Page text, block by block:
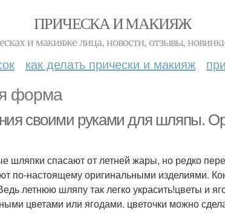
ПРИЧЕСКА И МАКИЯЖ
и макияже лица, новости, отзывы,
как делать прически и макияж
форма
своими руками для шляпы.
шляпки спасают от летней жары, но редко
по-настоящему оригинальными изделиями.
летнюю шляпу так легко украсить!цветы и
цветами или ягодами. цветочки можно